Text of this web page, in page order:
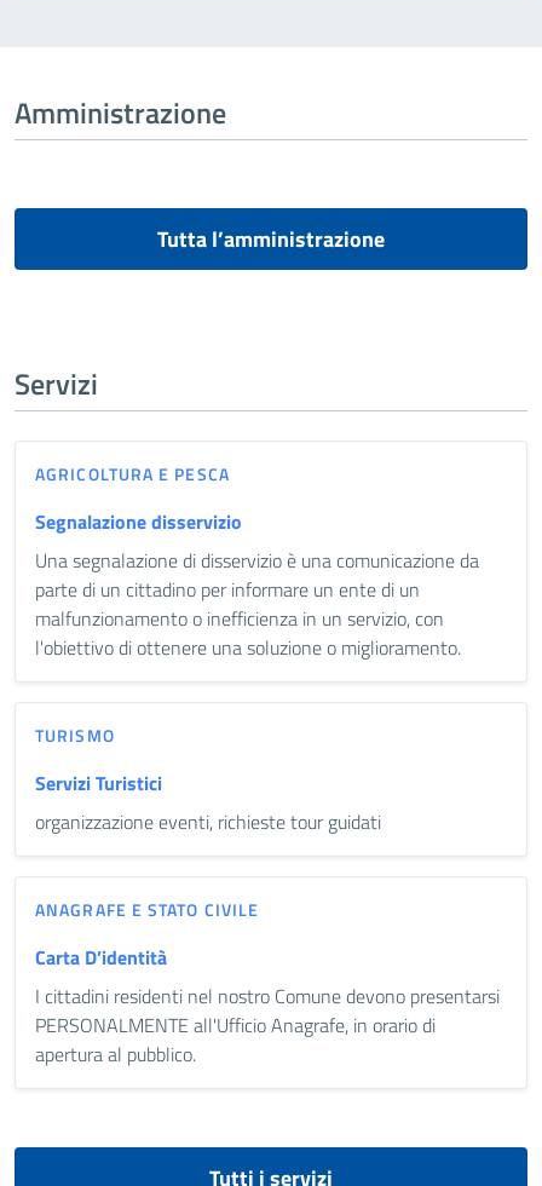
Amministrazione
Tutta l’amministrazione
Servizi
AGRICOLTURA E PESCA
Segnalazione disservizio
Una segnalazione di disservizio è una comunicazione da
parte di un cittadino per informare un ente di un
malfunzionamento o inefficienza in un servizio, con
l'obiettivo di ottenere una soluzione o miglioramento.
TURISMO
Servizi Turistici
organizzazione eventi, richieste tour guidati
ANAGRAFE E STATO CIVILE
Carta D’identità
I cittadini residenti nel nostro Comune devono presentarsi
PERSONALMENTE all'Ufficio Anagrafe, in orario di
apertura al pubblico.
Tutti i servizi